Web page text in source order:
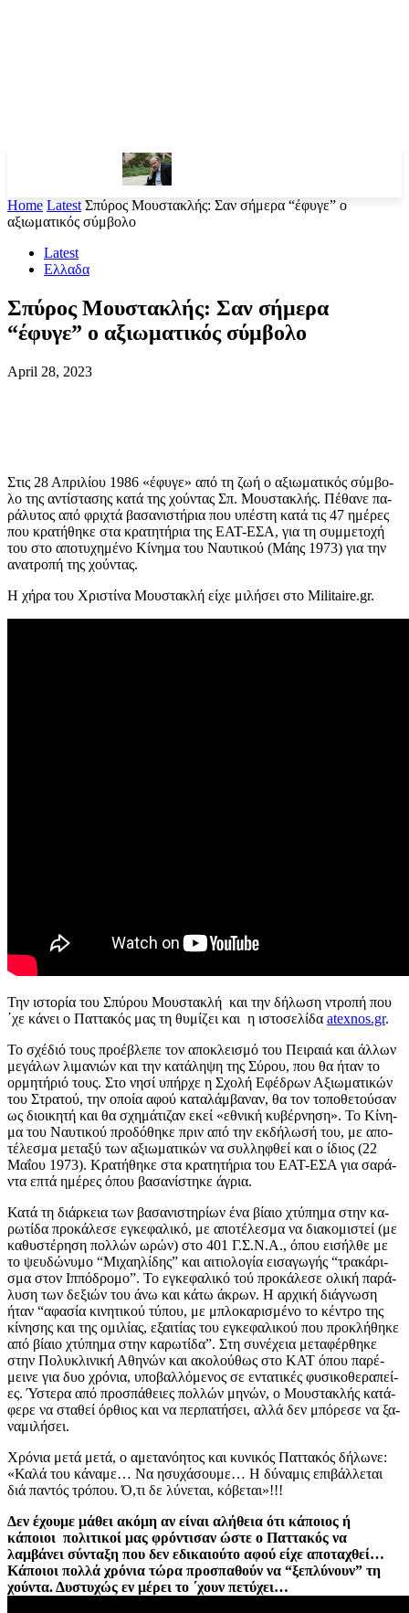
Home Latest Σπύρος Μουστακλής: Σαν σήμερα “έφυγε” ο
αξιωματικός σύμβολο
Latest
Ελλαδα
Σπύρος Μουστακλής: Σαν σήμερα
“έφυγε” ο αξιωματικός σύμβολο
April 28, 2023
Στις 28 Απρι­λί­ου 1986 «έφυγε» από τη ζωή ο αξιω­μα­τι­κός σύμ­βο­
λο της αντί­στα­σης κατά της χού­ντας Σπ. Μου­στα­κλής. Πέ­θα­νε πα­
ρά­λυ­τος από φρι­χτά βα­σα­νι­στή­ρια που υπέ­στη κατά τις 47 ημέ­ρες
που κρα­τή­θη­κε στα κρα­τη­τή­ρια της ΕΑΤ-ΕΣΑ, για τη συμ­με­το­χή
του στο απο­τυ­χη­μέ­νο Κί­νη­μα του Ναυ­τι­κού (Μάης 1973) για την
ανα­τρο­πή της χού­ντας.
Η χήρα του Χριστίνα Μουστακλή είχε μιλήσει στο Militaire.gr.
Την ιστορία του Σπύρου Μουστακλή και την δήλωση ντροπή που
΄χε κάνει ο Παττακός μας τη θυμίζει και η ιστοσελίδα atexnos.gr.
Το σχέ­διό τους προ­έ­βλε­πε τον απο­κλει­σμό του Πει­ραιά και άλλων
με­γά­λων λι­μα­νιών και την κα­τά­λη­ψη της Σύρου, που θα ήταν το
ορ­μη­τή­ριό τους. Στο νησί υπήρ­χε η Σχολή Εφέ­δρων Αξιω­μα­τι­κών
του Στρα­τού, την οποία αφού κα­τα­λάμ­βα­ναν, θα τον το­πο­θε­τού­σαν
ως διοι­κη­τή και θα σχη­μά­τι­ζαν εκεί «εθνι­κή κυ­βέρ­νη­ση». Το Κί­νη­
μα του Ναυ­τι­κού προ­δό­θη­κε πριν από την εκ­δή­λω­σή του, με απο­
τέ­λε­σμα με­τα­ξύ των αξιω­μα­τι­κών να συλ­λη­φθεί και ο ίδιος (22
Μαΐου 1973). Κρα­τή­θη­κε στα κρα­τη­τή­ρια του ΕΑΤ-ΕΣΑ για σα­ρά­
ντα επτά ημέ­ρες όπου βα­σα­νί­στη­κε άγρια.
Κατά τη διάρ­κεια των βα­σα­νι­στη­ρί­ων ένα βίαιο χτύ­πη­μα στην κα­
ρω­τί­δα προ­κά­λε­σε εγκε­φα­λι­κό, με απο­τέ­λε­σμα να δια­κο­μι­στεί (με
κα­θυ­στέ­ρη­ση πολ­λών ωρών) στο 401 Γ.Σ.Ν.Α., όπου ει­σήλ­θε με
το ψευ­δώ­νυ­μο “Μι­χαη­λί­δης” και αι­τιο­λο­γία ει­σα­γω­γής “τρα­κά­ρι­
σμα στον Ιπ­πό­δρο­μο”. Το εγκε­φα­λι­κό τού προ­κά­λε­σε ολική πα­ρά­
λυ­ση των δε­ξιών του άνω και κάτω άκρων. Η αρ­χι­κή διά­γνω­ση
ήταν “αφα­σία κι­νη­τι­κού τύπου, με μπλο­κα­ρι­σμέ­νο το κέ­ντρο της
κί­νη­σης και της ομι­λί­ας, εξαι­τί­ας του εγκε­φα­λι­κού που προ­κλή­θη­κε
από βίαιο χτύ­πη­μα στην κα­ρω­τί­δα”. Στη συ­νέ­χεια με­τα­φέρ­θη­κε
στην Πο­λυ­κλι­νι­κή Αθη­νών και ακο­λού­θως στο ΚΑΤ όπου πα­ρέ­
μει­νε για δυο χρό­νια, υπο­βαλ­λό­με­νος σε εντα­τι­κές φυ­σι­κο­θε­ρα­πεί­
ες. Ύστε­ρα από προ­σπά­θειες πολ­λών μηνών, ο Μου­στα­κλής κα­τά­
φε­ρε να στα­θεί όρ­θιος και να περ­πα­τή­σει, αλλά δεν μπό­ρε­σε να ξα­
να­μι­λή­σει.
Χρό­νια μετά μετά, ο αμε­τα­νό­η­τος και κυ­νι­κός Πατ­τα­κός δή­λω­νε:
«Καλά του κά­να­με… Να ησυ­χά­σου­με… Η δύ­να­μις επι­βάλ­λε­ται
διά πα­ντός τρό­που. Ό,τι δε λύ­νε­ται, κό­βε­ται»!!!
Δεν έχουμε μάθει ακόμη αν είναι αλήθεια ότι κάποιος ή
κάποιοι πολιτικοί μας φρόντισαν ώστε ο Παττακός να
λαμβάνει σύνταξη που δεν εδικαιούτο αφού είχε αποταχθεί…
Κάποιοι πολλά χρόνια τώρα προσπαθούν να “ξεπλύνουν” τη
χούντα. Δυστυχώς εν μέρει το ΄χουν πετύχει…